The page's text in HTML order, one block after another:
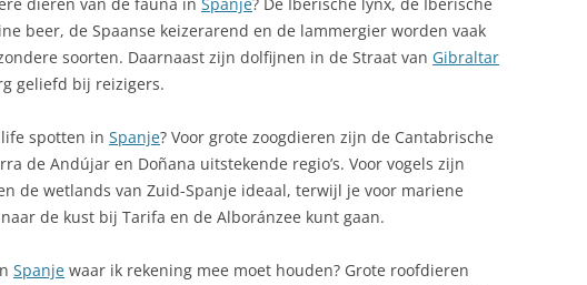
CASTILIË-LA MANCHA
CAZORLA SPANJE
CEUTA – NOORD‑AFRIKA’S
SPAANSE ENCLAVE
CIUDAD REAL – HART VAN LA
MARKTEN IN SPANJE: PROEVEN EN
KOPEN
MIDDELEN VAN BESTAAN
MILIEUSTICKER SPANJE
MOOISTE PLEKKEN IN SPANJE
NATURISME SPANJE
beer, de Spaanse keizerarend en de lammergier worden vaak
soorten. Daarnaast zijn dolfijnen in de Straat van Gibraltar
geliefd bij reizigers.
spotten in Spanje? Voor grote zoogdieren zijn de Cantabrische
de Andújar en Doñana uitstekende regio’s. Voor vogels zijn
de wetlands van Zuid-Spanje ideaal, terwijl je voor mariene
de kust bij Tarifa en de Alboránzee kunt gaan.
Spanje waar ik rekening mee moet houden? Grote roofdieren